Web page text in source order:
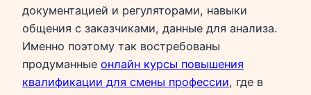
документацией и регуляторами, навыки
общения с заказчиками, данные для анализа.
Именно поэтому так востребованы
продуманные онлайн курсы повышения
квалификации для смены профессии, где в